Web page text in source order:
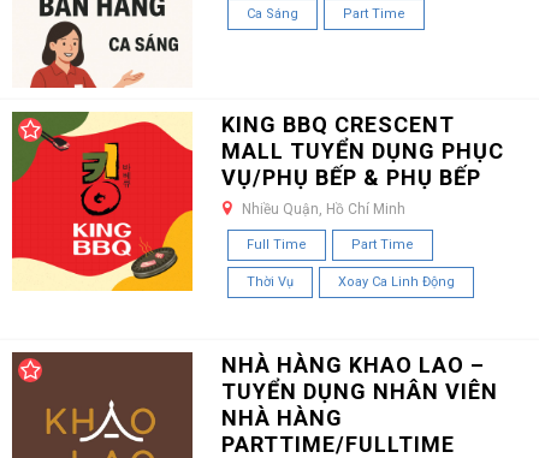
Ca Sáng Part Time
KING BBQ CRESCENT
MALL TUYỂN DỤNG PHỤC
VỤ/PHỤ BẾP & PHỤ BẾP
Nhiều Quận, Hồ Chí Minh
Full Time Part Time
Thời Vụ Xoay Ca Linh Động
NHÀ HÀNG KHAO LAO –
TUYỂN DỤNG NHÂN VIÊN
NHÀ HÀNG
PARTTIME/FULLTIME